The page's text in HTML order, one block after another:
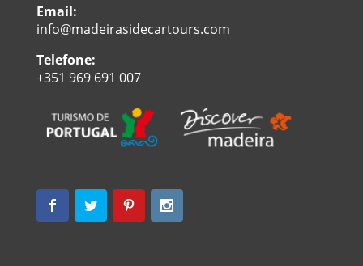
Email:
info@madeirasidecartours.com
Telefone:
+351 969 691 007